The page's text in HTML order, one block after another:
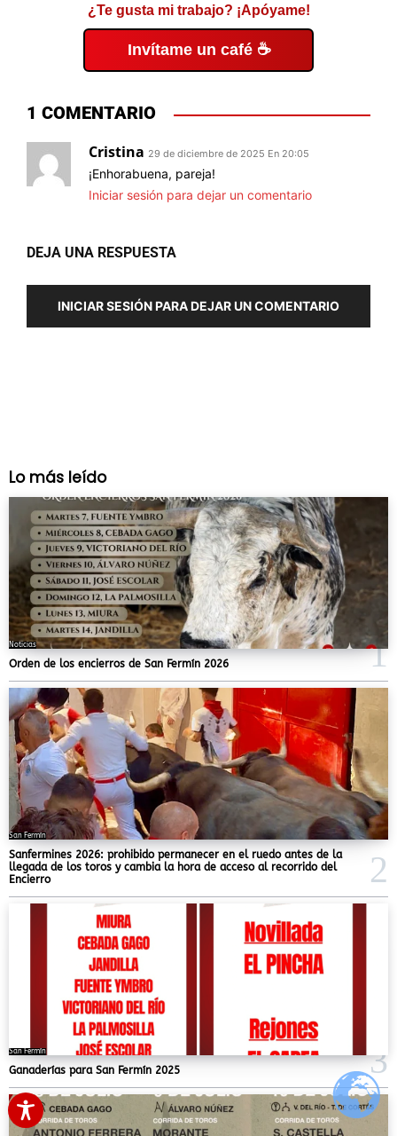
¿Te gusta mi trabajo? ¡Apóyame!
Invítame un café ☕
1 COMENTARIO
Cristina 29 de diciembre de 2025 En 20:05
¡Enhorabuena, pareja!
Iniciar sesión para dejar un comentario
DEJA UNA RESPUESTA
INICIAR SESIÓN PARA DEJAR UN COMENTARIO
Lo más leído
Noticias
Orden de los encierros de San Fermín 2026
San Fermín
Sanfermines 2026: prohibido permanecer en el ruedo antes de la
llegada de los toros y cambia la hora de acceso al recorrido del
Encierro
San Fermín
Ganaderías para San Fermín 2025